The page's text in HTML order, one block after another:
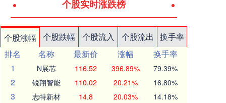
个股实时涨跌榜
个股涨幅 个股跌幅 个股流入 个股流出
换手率
排名
名称 最新价 涨幅
换手率
1
N展芯 116.52 396.89% 79.39%
2 锐翔智能 110.02 20.21% 16.80%
3 志特新材 14.8 20.03% 14.18%